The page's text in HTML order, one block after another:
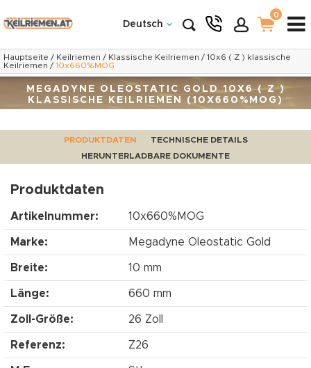
Deutsch
0
Hauptseite / Keilriemen / Klassische Keilriemen / 10x6 ( Z ) klassische
Keilriemen / 10x660%MOG
MEGADYNE OLEOSTATIC GOLD 10X6 ( Z )
KLASSISCHE KEILRIEMEN (10X660%MOG)
PRODUKTDATEN
TECHNISCHE DETAILS
HERUNTERLADBARE DOKUMENTE
Produktdaten
Artikelnummer: 10x660%MOG
Marke: Megadyne Oleostatic Gold
Breite: 10 mm
Länge: 660 mm
Zoll-Größe: 26 Zoll
Referenz: Z26